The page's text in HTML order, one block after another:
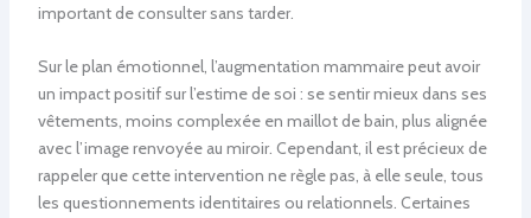
important de consulter sans tarder.
Sur le plan émotionnel, l’augmentation mammaire peut avoir
un impact positif sur l’estime de soi : se sentir mieux dans ses
vêtements, moins complexée en maillot de bain, plus alignée
avec l’image renvoyée au miroir. Cependant, il est précieux de
rappeler que cette intervention ne règle pas, à elle seule, tous
les questionnements identitaires ou relationnels. Certaines